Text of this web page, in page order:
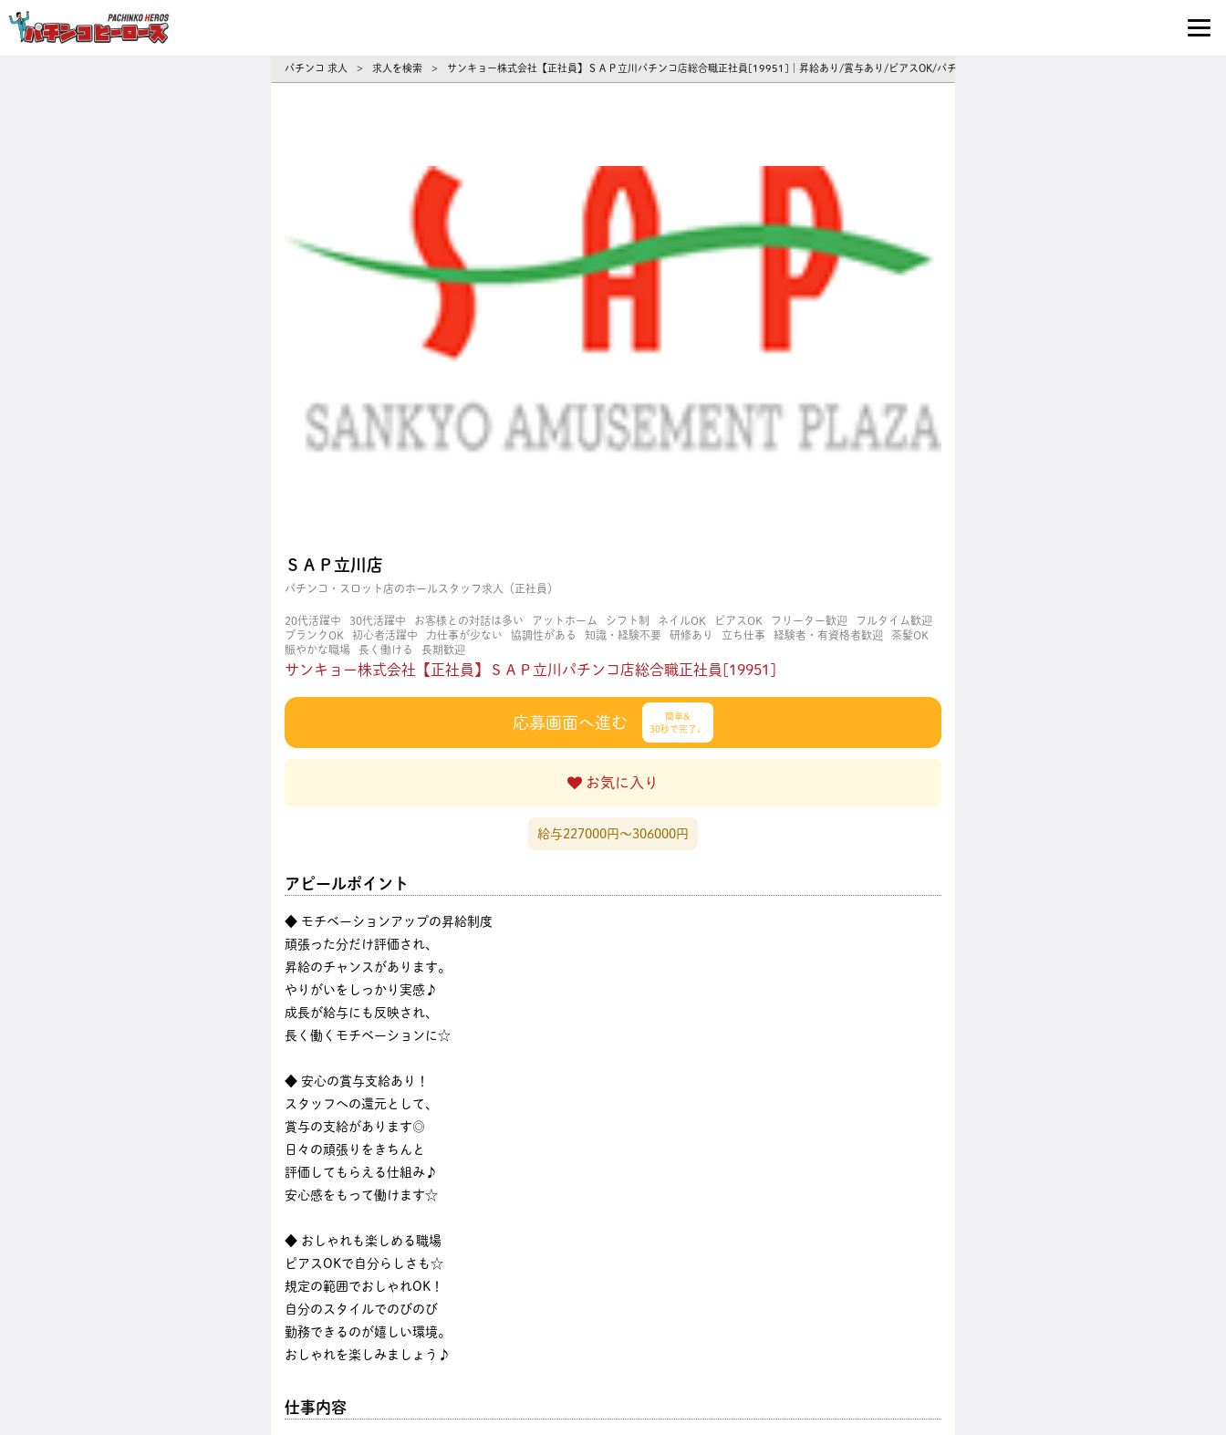
パチンコ 求人 > 求人を検索 > サンキョー株式会社【正社員】ＳＡＰ立川パチンコ店総合職正社員[19951]｜昇給あり/賞与あり/ピアスOK/パチンコ・スロット店スタッフ
ＳＡＰ立川店
パチンコ・スロット店のホールスタッフ求人（正社員）
20代活躍中 30代活躍中 お客様との対話は多い アットホーム シフト制 ネイルOK ピアスOK フリーター歓迎
フルタイム歓迎
ブランクOK
初心者活躍中 力仕事が少ない 協調性がある 知識・経験不要 研修あり 立ち仕事 経験者・有資格者歓迎
茶髪OK
賑やかな職場
長く働ける 長期歓迎
サンキョー株式会社【正社員】ＳＡＰ立川パチンコ店総合職正社員[19951]
応募画面へ進む
簡単&
30秒で完了♩
お気に入り
給与227000円〜306000円
アピールポイント
◆ モチベーションアップの昇給制度
頑張った分だけ評価され、
昇給のチャンスがあります。
やりがいをしっかり実感♪
成長が給与にも反映され、
長く働くモチベーションに☆
◆ 安心の賞与支給あり！
スタッフへの還元として、
賞与の支給があります◎
日々の頑張りをきちんと
評価してもらえる仕組み♪
安心感をもって働けます☆
◆ おしゃれも楽しめる職場
ピアスOKで自分らしさも☆
規定の範囲でおしゃれOK！
自分のスタイルでのびのび
勤務できるのが嬉しい環境。
おしゃれを楽しみましょう♪
仕事内容